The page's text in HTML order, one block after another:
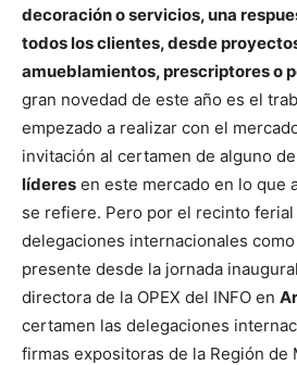
decoración o servicios, una
todos los clientes, desde
amueblamientos, prescriptores o
gran novedad de este año es el
empezado a realizar con el
invitación al certamen de alguno
líderes en este mercado en lo que
se refiere. Pero por el recinto ferial
delegaciones internacionales como
presente desde la jornada
directora de la OPEX del INFO en
certamen las delegaciones
firmas expositoras de la Región de